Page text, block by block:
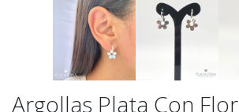
Argollas Plata Con Flor